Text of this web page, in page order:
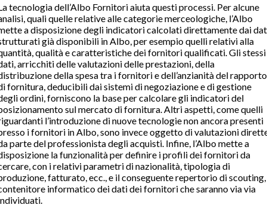
tecnologia dell’Albo Fornitori aiuta questi processi. Per alcune
quali quelle relative alle categorie merceologiche, l’Albo
a disposizione degli indicatori calcolati direttamente dai
già disponibili in Albo, per esempio quelli relativi alla
qualità e caratteristiche dei fornitori qualificati. Gli stessi
arricchiti delle valutazioni delle prestazioni, della
della spesa tra i fornitori e dell’anzianità del rapporto
fornitura, deducibili dai sistemi di negoziazione e di gestione
ordini, forniscono la base per calcolare gli indicatori del
sul mercato di fornitura. Altri aspetti, come quelli
l’introduzione di nuove tecnologie non ancora presenti
i fornitori in Albo, sono invece oggetto di valutazioni
parte del professionista degli acquisti. Infine, l’Albo mette a
la funzionalità per definire i profili dei fornitori da
con i relativi parametri di nazionalità, tipologia di
fatturato, ecc., e il conseguente repertorio di scouting,
informatico dei dati dei fornitori che saranno via via